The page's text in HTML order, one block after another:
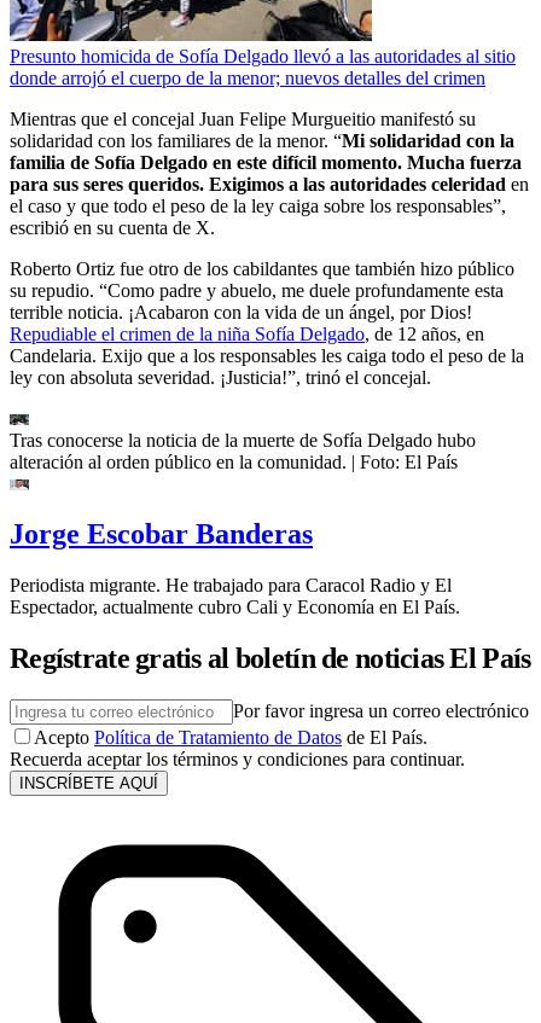
Presunto homicida de Sofía Delgado llevó a las autoridades al sitio
donde arrojó el cuerpo de la menor; nuevos detalles del crimen
Mientras que el concejal Juan Felipe Murgueitio manifestó su
solidaridad con los familiares de la menor. “Mi solidaridad con la
familia de Sofía Delgado en este difícil momento. Mucha fuerza
para sus seres queridos. Exigimos a las autoridades celeridad en
el caso y que todo el peso de la ley caiga sobre los responsables”,
escribió en su cuenta de X.
Roberto Ortiz fue otro de los cabildantes que también hizo público
su repudio. “Como padre y abuelo, me duele profundamente esta
terrible noticia. ¡Acabaron con la vida de un ángel, por Dios!
Repudiable el crimen de la niña Sofía Delgado, de 12 años, en
Candelaria. Exijo que a los responsables les caiga todo el peso de la
ley con absoluta severidad. ¡Justicia!”, trinó el concejal.
Tras conocerse la noticia de la muerte de Sofía Delgado hubo
alteración al orden público en la comunidad. | Foto: El País
Jorge Escobar Banderas
Periodista migrante. He trabajado para Caracol Radio y El
Espectador, actualmente cubro Cali y Economía en El País.
Regístrate gratis al boletín de noticias El País
Por favor ingresa un correo electrónico
Acepto Política de Tratamiento de Datos de El País.
Recuerda aceptar los términos y condiciones para continuar.
INSCRÍBETE AQUÍ